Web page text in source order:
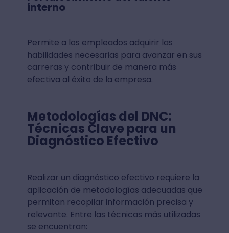
interno
Permite a los empleados adquirir las
habilidades necesarias para avanzar en sus
carreras y contribuir de manera más
efectiva al éxito de la empresa.
Metodologías del DNC:
Técnicas Clave para un
Diagnóstico Efectivo
Realizar un diagnóstico efectivo requiere la
aplicación de metodologías adecuadas que
permitan recopilar información precisa y
relevante. Entre las técnicas más utilizadas
se encuentran: